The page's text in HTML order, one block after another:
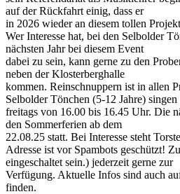
auf der Rückfahrt einig, dass er
in 2026 wieder an diesem tollen
Wer Interesse hat, bei den Selbolder
nächsten Jahr bei diesem Event
dabei zu sein, kann gerne zu den
neben der Klosterberghalle
kommen. Reinschnuppern ist in allen
Selbolder Tönchen (5-12 Jahre) singen
freitags von 16.00 bis 16.45 Uhr. Die
den Sommerferien ab dem
22.08.25 statt. Bei Interesse steht
Adresse ist vor Spambots geschützt!
eingeschaltet sein.) jederzeit gerne zur
Verfügung. Aktuelle Infos sind auch
finden.